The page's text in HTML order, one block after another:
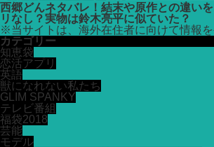
西郷どんネタバレ！結末や原作との違い
リなし？実物は鈴木亮平に似ていた？
※当サイトは、海外在住者に向けて情報を
カテゴリー
知恵袋
恋活アプリ
英語
獣になれない私たち
GLIM SPANKY
テレビ番組
福袋2018
芸能
モデル